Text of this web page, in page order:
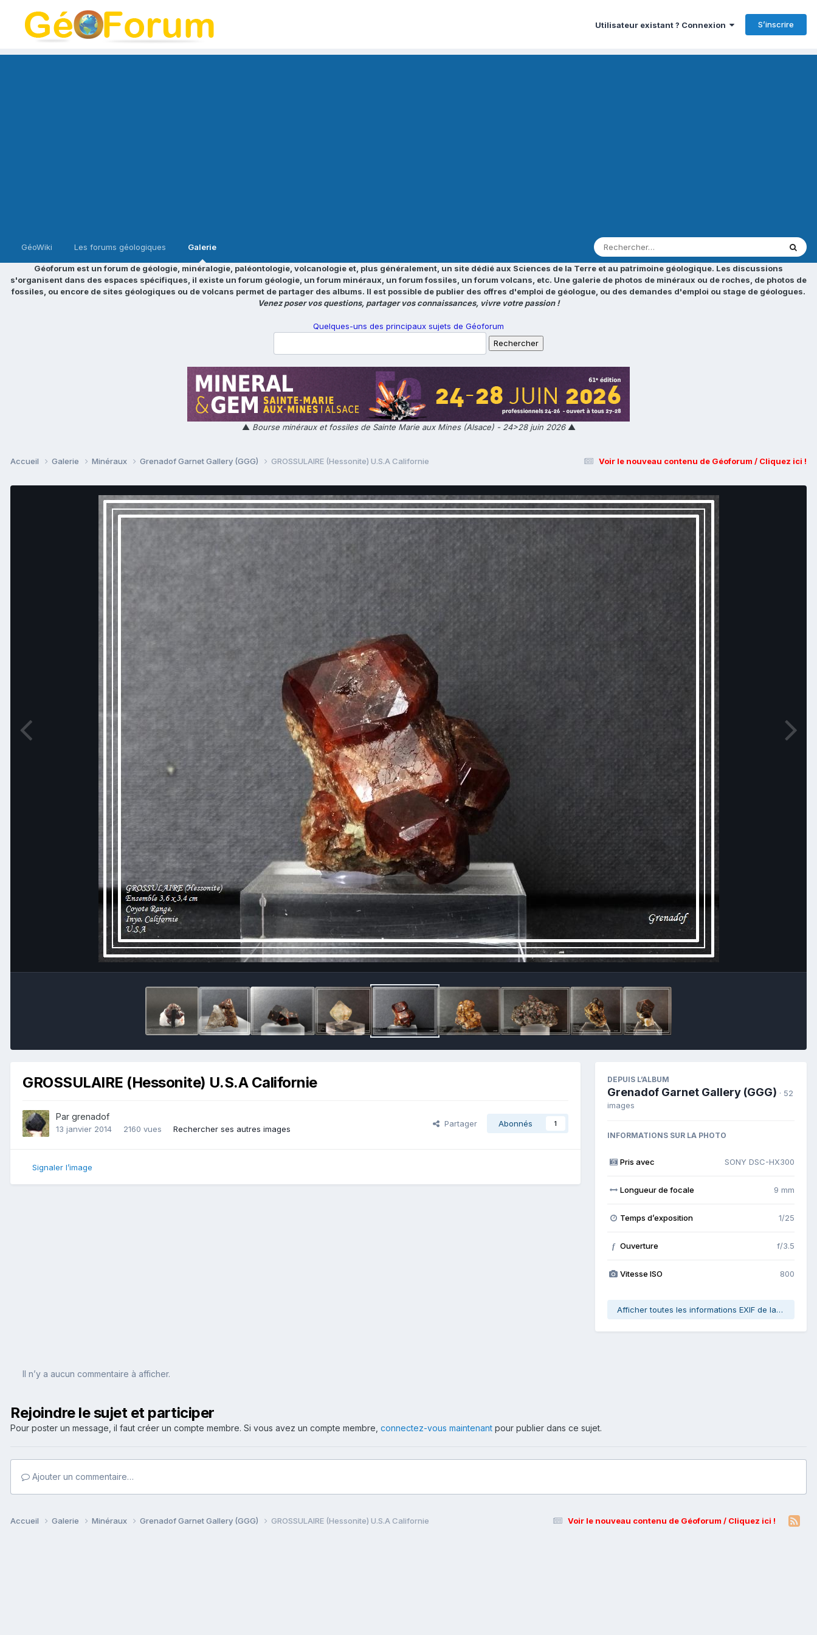
Utilisateur existant ? Connexion S’inscrire
GéoWiki Les forums géologiques Galerie
Géoforum est un forum de géologie, minéralogie, paléontologie, volcanologie et, plus généralement, un site dédié aux Sciences de la Terre et au patrimoine géologique. Les discussions
s'organisent dans des espaces spécifiques, il existe un forum géologie, un forum minéraux, un forum fossiles, un forum volcans, etc. Une galerie de photos de minéraux ou de roches, de photos de
fossiles, ou encore de sites géologiques ou de volcans permet de partager des albums. Il est possible de publier des offres d'emploi de géologue, ou des demandes d'emploi ou stage de géologues.
Venez poser vos questions, partager vos connaissances, vivre votre passion !
Quelques-uns des principaux sujets de Géoforum
▲ Bourse minéraux et fossiles de Sainte Marie aux Mines (Alsace) - 24>28 juin 2026▲
Voir le nouveau contenu de Géoforum / Cliquez ici !
Accueil Galerie Minéraux Grenadof Garnet Gallery (GGG) GROSSULAIRE (Hessonite) U.S.A Californie
GROSSULAIRE (Hessonite) U.S.A Californie
Par grenadof
13 janvier 2014 2160 vues Rechercher ses autres images
Partager Abonnés 1
Signaler l’image
DEPUIS L’ALBUM
Grenadof Garnet Gallery (GGG) · 52
images
INFORMATIONS SUR LA PHOTO
Pris avec SONY DSC-HX300
Longueur de focale 9 mm
Temps d’exposition 1/25
f Ouverture f/3.5
Vitesse ISO 800
Afficher toutes les informations EXIF de la photo
Il n’y a aucun commentaire à afficher.
Rejoindre le sujet et participer
Pour poster un message, il faut créer un compte membre. Si vous avez un compte membre, connectez-vous maintenant pour publier dans ce sujet.
Ajouter un commentaire…
Voir le nouveau contenu de Géoforum / Cliquez ici !
Accueil Galerie Minéraux Grenadof Garnet Gallery (GGG) GROSSULAIRE (Hessonite) U.S.A Californie